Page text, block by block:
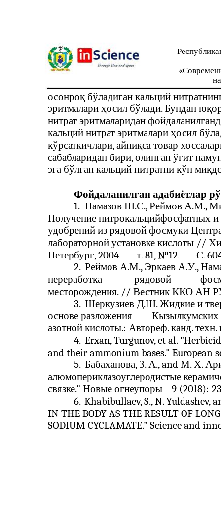
осонроқ бўладиган кальций
эритмалари ҳосил бўлади. Бундан
нитрат эритмаларидан
кальций нитрат эритмалари ҳосил
кўрсаткичлари, айниқса товар
сабабларидан бири, олинган ўғит
эга бўлган кальций нитратни кўп
Фойдаланилган адабиётлар
1. Намазов Ш.С., Реймов А.М.,
Получение нитрокальцийфосфатных
удобрений из рядовой фосмуки
лабораторной установке кислоты //
Петербург, 2004.
– т. 81, №12. – С.
2. Реймов А.М., Эркаев А.У.,
переработка
рядовой
месторождения. // Вестник ККО АН
3. Шеркузиев Д.Ш. Жидкие и
основе разложения
Кызылкумских
азотной кислоты.: Автореф. канд. техн.
4. Erxan, Turgunov, et al.
and their ammonium bases." European
5. Бабаханова, З. А., and М. Х.
алюмопериклазоуглеродистые
связке." Новые огнеупоры
9 (2018):
6. Khabibullaev, S., N. Yuldashev,
IN THE BODY AS THE RESULT OF
SODIUM CYCLAMATE." Science and